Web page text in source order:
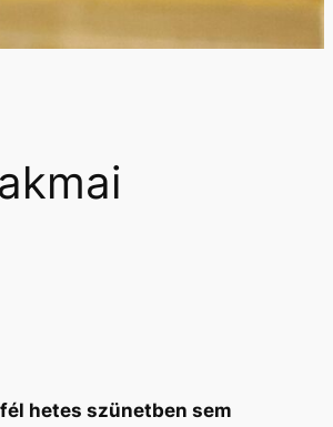
hetes szünetben sem